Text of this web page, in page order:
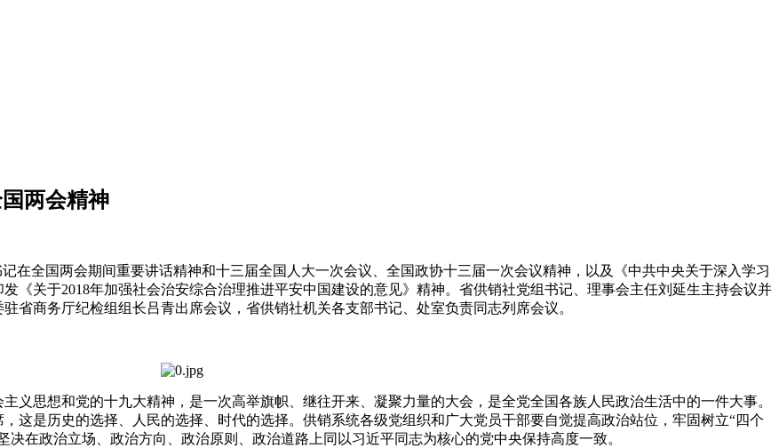
两会精神
在全国两会期间重要讲话精神和十三届全国人大一次会议、全国政协十三届一次会议精神，以及《中共中央关于深入学习
《关于2018年加强社会治安综合治理推进平安中国建设的意见》精神。省供销社党组书记、理事会主任刘延生主持会议并
省商务厅纪检组组长吕青出席会议，省供销社机关各支部书记、处室负责同志列席会议。
义思想和党的十九大精神，是一次高举旗帜、继往开来、凝聚力量的大会，是全党全国各族人民政治生活中的一件大事。
这是历史的选择、人民的选择、时代的选择。供销系统各级党组织和广大党员干部要自觉提高政治站位，牢固树立“四个
在政治立场、政治方向、政治原则、政治道路上同以习近平同志为核心的党中央保持高度一致。